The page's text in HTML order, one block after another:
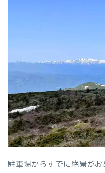
駐車場からすでに絶景がお